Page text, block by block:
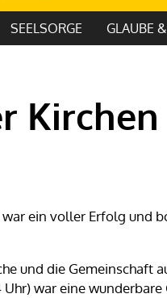
SEELSORGE GLAUBE
war ein voller Erfolg und
und die Gemeinschaft
war eine